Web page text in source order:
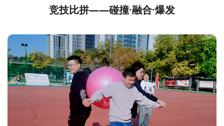
竞技比拼——碰撞·融合·爆发